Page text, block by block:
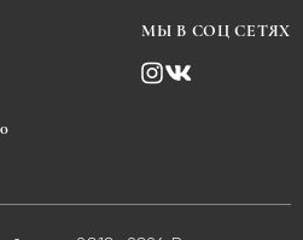
МЫ В СОЦ СЕТЯХ